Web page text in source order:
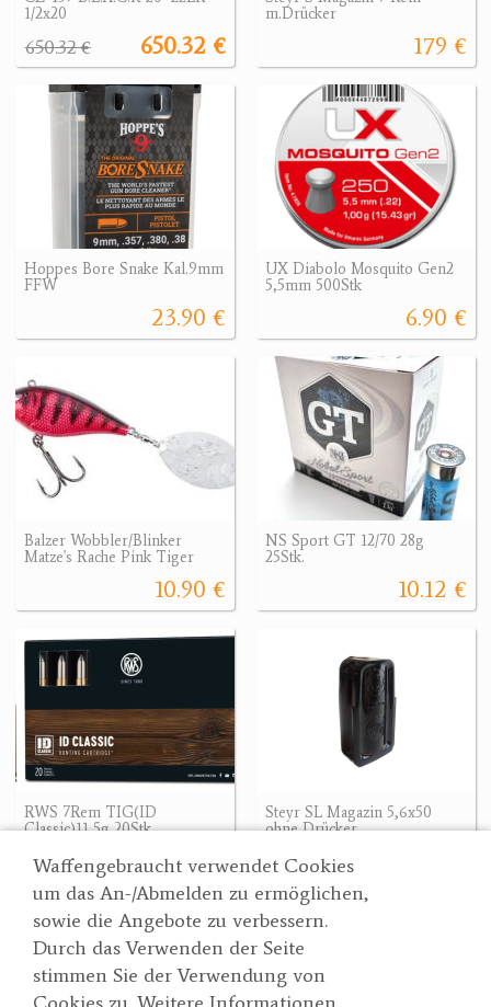
Waffengebraucht verwendet Cookies
um das An-/Abmelden zu ermöglichen,
sowie die Angebote zu verbessern.
Durch das Verwenden der Seite
stimmen Sie der Verwendung von
1/2x20
650.32 €
650.32 €
m.Drücker
179 €
Hoppes Bore Snake Kal.9mm
FFW
23.90 €
UX Diabolo Mosquito Gen2
5,5mm 500Stk
6.90 €
Balzer Wobbler/Blinker
Matze's Rache Pink Tiger
10.90 €
NS Sport GT 12/70 28g
25Stk.
10.12 €
RWS 7Rem TIG(ID
Classic)11,5g 20Stk.
133.90 €
Steyr SL Magazin 5,6x50
ohne Drücker
Suche
Partner
Wertgarner 1820
Jagd & SporthandelsgmbH